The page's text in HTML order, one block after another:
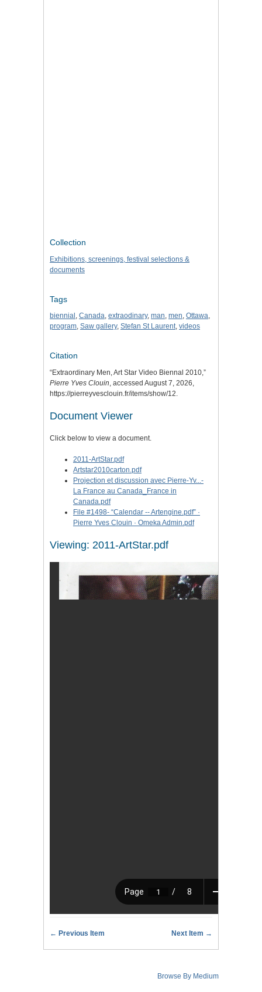
Collection
Exhibitions, screenings, festival selections &
documents
Tags
biennial , Canada, extraodinary, man, men, Ottawa,
program, Saw gallery, Stefan St Laurent, videos
Citation
“Extraordinary Men, Art Star Video Biennal 2010,”
Pierre Yves Clouin, accessed August 7, 2026,
https://pierreyvesclouin.fr/items/show/12.
Document Viewer
Click below to view a document.
2011-ArtStar.pdf
Artstar2010carton.pdf
Projection et discussion avec Pierre-Yv...-
La France au Canada_France in
Canada.pdf
File #1498- “Calendar -- Artengine.pdf” ·
Pierre Yves Clouin · Omeka Admin.pdf
Viewing: 2011-ArtStar.pdf
← Previous Item Next Item →
Browse By Medium